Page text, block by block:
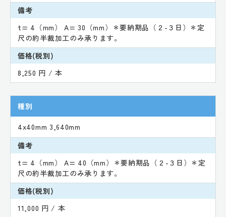
備考
t= 4（mm） A= 30（mm）＊要納期品（２-３日）＊定
尺の約半裁加工のみ承ります。
価格(税別)
8,250 円 / 本
種別
4x40mm 3,640mm
備考
t= 4（mm） A= 40（mm）＊要納期品（２-３日）＊定
尺の約半裁加工のみ承ります。
価格(税別)
11,000 円 / 本